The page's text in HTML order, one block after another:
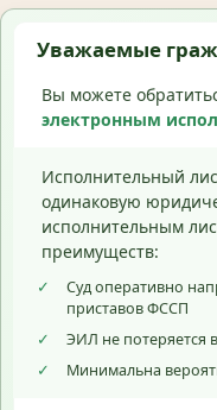
Уважаемые
Вы можете
электронным
Исполнительный
одинаковую
исполнительным
преимуществ:
✓
Суд оперативно
приставов ФССП
✓
ЭИЛ не потеряется
✓
Минимальна